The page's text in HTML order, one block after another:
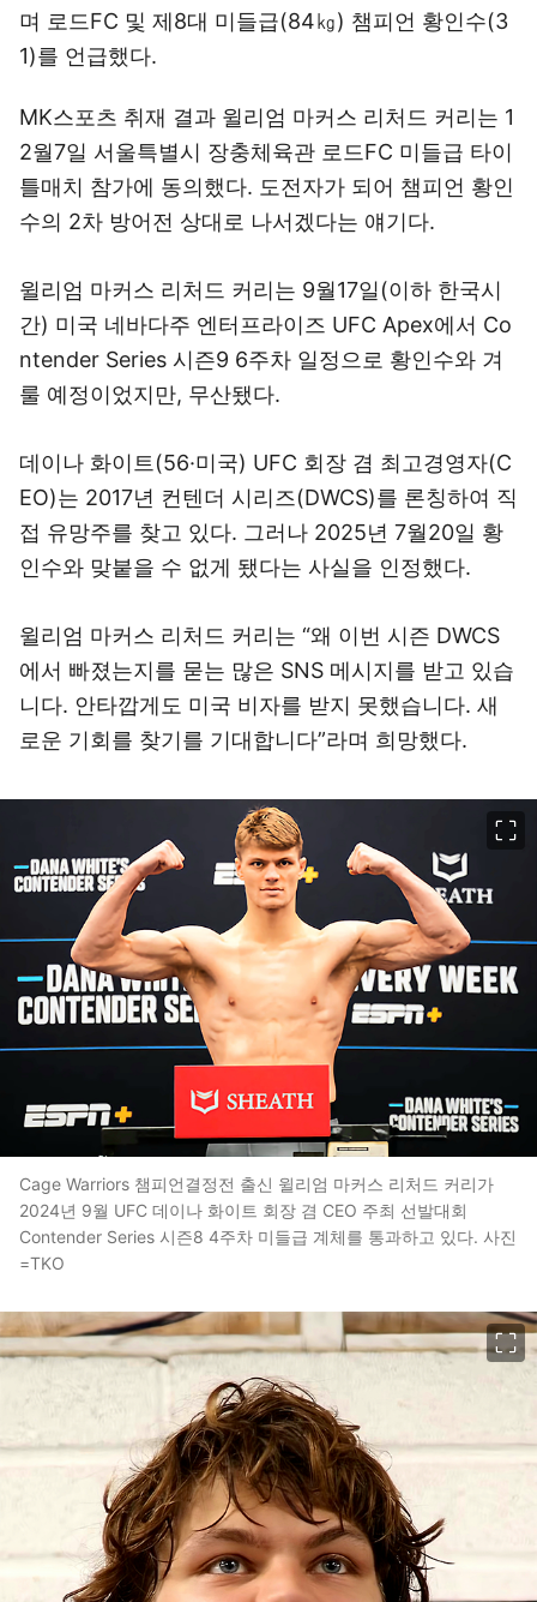
며 로드FC 및 제8대 미들급(84㎏) 챔피언 황인수(3
1)를 언급했다.
MK스포츠 취재 결과 윌리엄 마커스 리처드 커리는 1
2월7일 서울특별시 장충체육관 로드FC 미들급 타이
틀매치 참가에 동의했다. 도전자가 되어 챔피언 황인
수의 2차 방어전 상대로 나서겠다는 얘기다.
윌리엄 마커스 리처드 커리는 9월17일(이하 한국시
간) 미국 네바다주 엔터프라이즈 UFC Apex에서 Co
ntender Series 시즌9 6주차 일정으로 황인수와 겨
룰 예정이었지만, 무산됐다.
데이나 화이트(56·미국) UFC 회장 겸 최고경영자(C
EO)는 2017년 컨텐더 시리즈(DWCS)를 론칭하여 직
접 유망주를 찾고 있다. 그러나 2025년 7월20일 황
인수와 맞붙을 수 없게 됐다는 사실을 인정했다.
윌리엄 마커스 리처드 커리는 “왜 이번 시즌 DWCS
에서 빠졌는지를 묻는 많은 SNS 메시지를 받고 있습
니다. 안타깝게도 미국 비자를 받지 못했습니다. 새
로운 기회를 찾기를 기대합니다”라며 희망했다.
Cage Warriors 챔피언결정전 출신 윌리엄 마커스 리처드 커리가
2024년 9월 UFC 데이나 화이트 회장 겸 CEO 주최 선발대회
Contender Series 시즌8 4주차 미들급 계체를 통과하고 있다. 사진
=TKO